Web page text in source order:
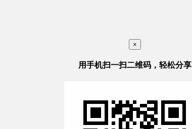
×
用手机扫一扫二维码，轻松分享